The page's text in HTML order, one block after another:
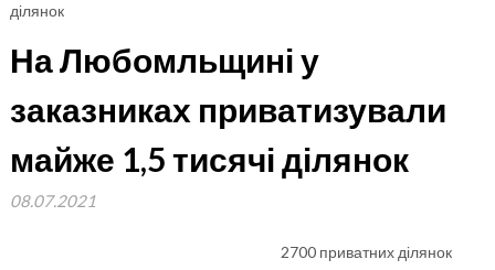
ділянок
На Любомльщині у
заказниках приватизували
майже 1,5 тисячі ділянок
08.07.2021
2700 приватних ділянок